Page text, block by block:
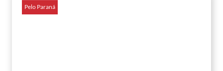
Pelo Paraná